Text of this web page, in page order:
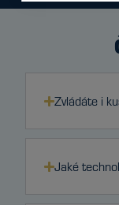
Zvládáte i
Jaké